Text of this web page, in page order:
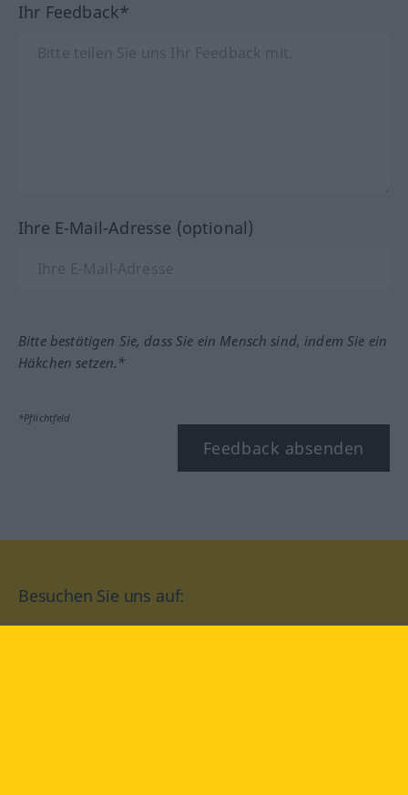
Ihr Feedback*
Ihre E-Mail-Adresse (optional)
Bitte bestätigen Sie, dass Sie ein Mensch sind, indem Sie ein
Häkchen setzen.*
*Pflichtfeld
Feedback absenden
Besuchen Sie uns auf: